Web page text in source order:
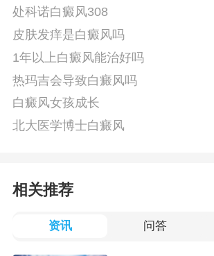
处科诺白癜风308
皮肤发痒是白癜风吗
1年以上白癜风能治好吗
热玛吉会导致白癜风吗
白癜风女孩成长
北大医学博士白癜风
相关推荐
资讯 问答